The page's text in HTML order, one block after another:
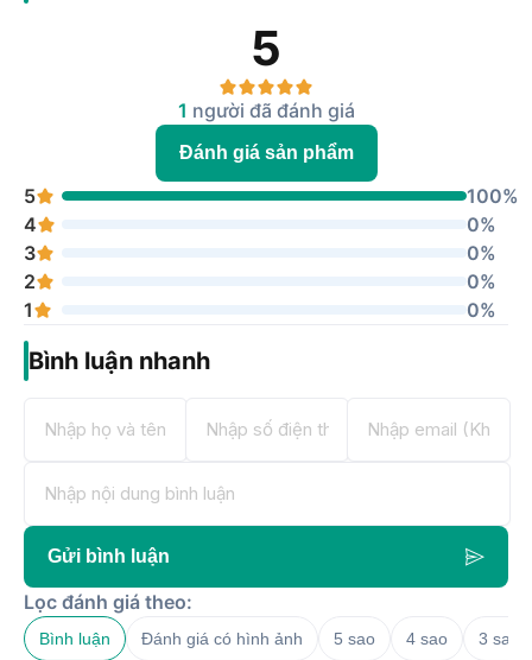
8 nhân (2 x 2.2GHz Cortex-A76 &
6 x 2.0GHz Cortex-A55)
Mali-G57 MC2
8GB
Bộ nhớ trong
Camera sau
Kết nối & Cổng giao tiếp
Số khe SIM
2 Nano SIM
Kết nối không dây
tần kép
5
1 người đã đánh giá
Đánh giá sản phẩm
5
100%
4
0%
3
0%
2
0%
1
0%
Bình luận nhanh
Gửi bình luận
Lọc đánh giá theo:
Bình luận Đánh giá có hình ảnh 5 sao 4 sao 3 sao